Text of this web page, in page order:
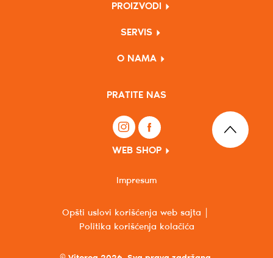
PROIZVODI
SERVIS
O NAMA
PRATITE NAS
WEB SHOP
Opšti uslovi korišćenja web sajta
Politika korišćenja kolačića
Impresum